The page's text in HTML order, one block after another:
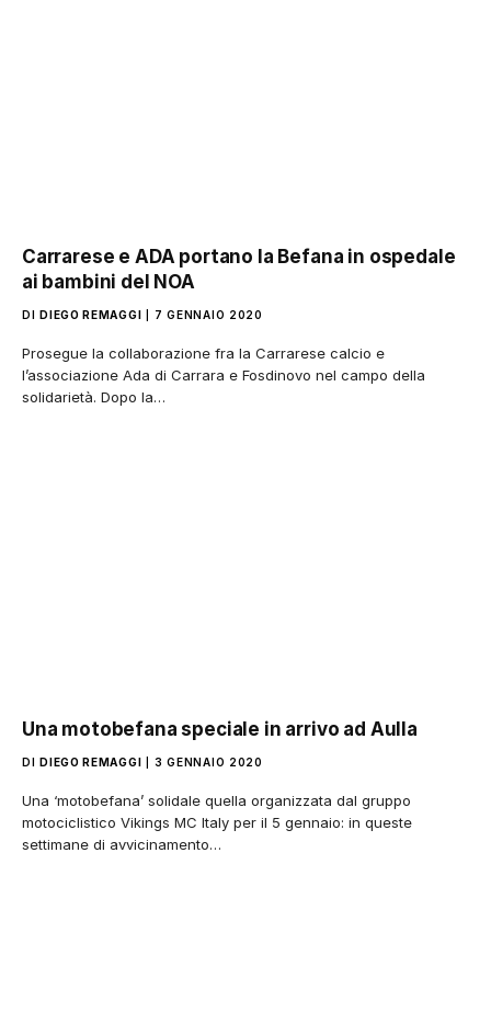
Carrarese e ADA portano la Befana in ospedale
ai bambini del NOA
DI DIEGO REMAGGI 7 GENNAIO 2020
Prosegue la collaborazione fra la Carrarese calcio e
l’associazione Ada di Carrara e Fosdinovo nel campo della
solidarietà. Dopo la…
Una motobefana speciale in arrivo ad Aulla
DI DIEGO REMAGGI 3 GENNAIO 2020
Una ‘motobefana’ solidale quella organizzata dal gruppo
motociclistico Vikings MC Italy per il 5 gennaio: in queste
settimane di avvicinamento…